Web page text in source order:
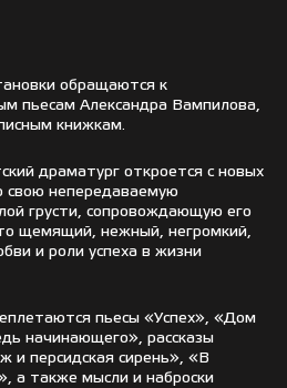
обращаются к
пьесам Александра Вампилова,
книжкам.
драматург откроется с новых
свою непередаваемую
грусти, сопровождающую его
щемящий, нежный, негромкий,
и роли успеха в жизни
пьесы «Успех», «Дом
начинающего», рассказы
и персидская сирень», «В
а также мысли и наброски